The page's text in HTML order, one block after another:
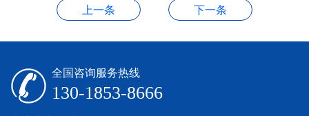
上一条 下一条
全国咨询服务热线
130-1853-8666